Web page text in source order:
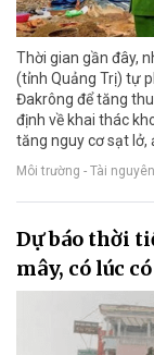
Thời gian gần đây,
(tỉnh Quảng Trị) tự
Đakrông để tăng
định về khai thác
tăng nguy cơ sạt lở,
Môi trường - Tài nguyên
Dự báo thời
mây, có lúc